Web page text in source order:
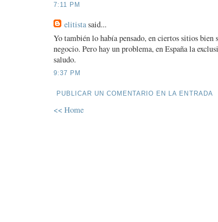
7:11 PM
elitistasaid...
Yo también lo había pensado, en ciertos sitios bien
negocio. Pero hay un problema, en España la
saludo.
9:37 PM
PUBLICAR UN COMENTARIO EN LA ENTRADA
<< Home